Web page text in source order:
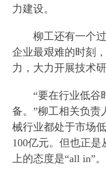
力建设。
柳工还有一个过
企业最艰难的时刻
力，大力开展技术
“要在行业低谷
备。”柳工相关负责
械行业都处于市场
100亿元。但也正
上的态度是“all in”。